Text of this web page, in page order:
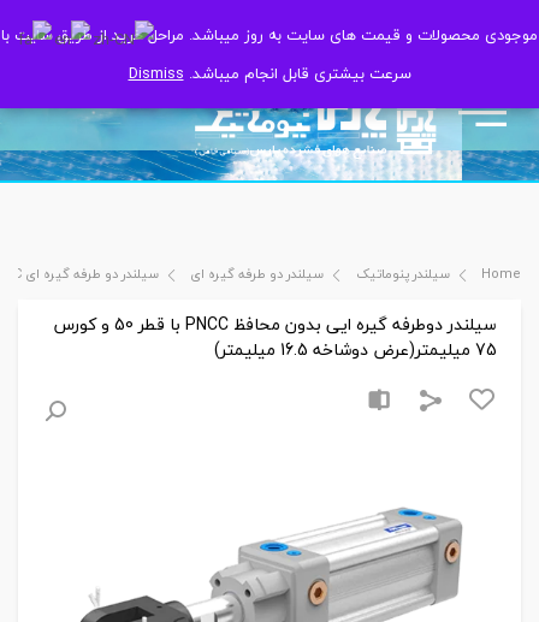
موجودی محصولات و قیمت های سایت به روز میباشد. مراحل خرید از طریق سایت با
سرعت بیشتری قابل انجام میباشد.Dismiss
موجودی محصولات و قیمت های سایت به روز میباشد. مراحل خرید از طریق سایت با
سرعت بیشتری قابل انجام میباشد.Dismiss
Home سیلندر پنوماتیک سیلندر دو طرفه گیره ای سیلندر دو طرفه گیره ای PNCC
سیلندر دوطرفه گیره ایی بدون محافظ PNCC با قطر 50 و کورس
75 میلیمتر(عرض دوشاخه 16.5 میلیمتر)